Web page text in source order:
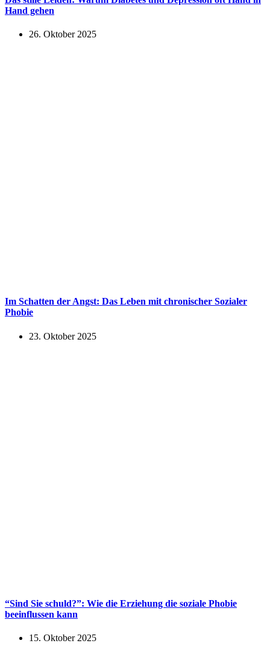
Hand gehen
26. Oktober 2025
Im Schatten der Angst: Das Leben mit chronischer Sozialer
Phobie
23. Oktober 2025
“Sind Sie schuld?”: Wie die Erziehung die soziale Phobie
beeinflussen kann
15. Oktober 2025